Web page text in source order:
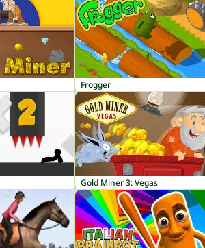
Frogger
Gold Miner 3: Vegas